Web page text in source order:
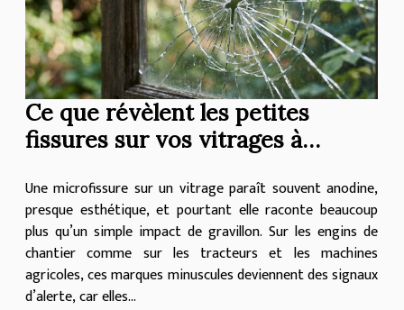
Ce que révèlent les petites
fissures sur vos vitrages à
Une microfissure sur un vitrage paraît souvent anodine,
presque esthétique, et pourtant elle raconte beaucoup
plus qu’un simple impact de gravillon. Sur les engins de
chantier comme sur les tracteurs et les machines
agricoles, ces marques minuscules deviennent des signaux
d’alerte, car elles...